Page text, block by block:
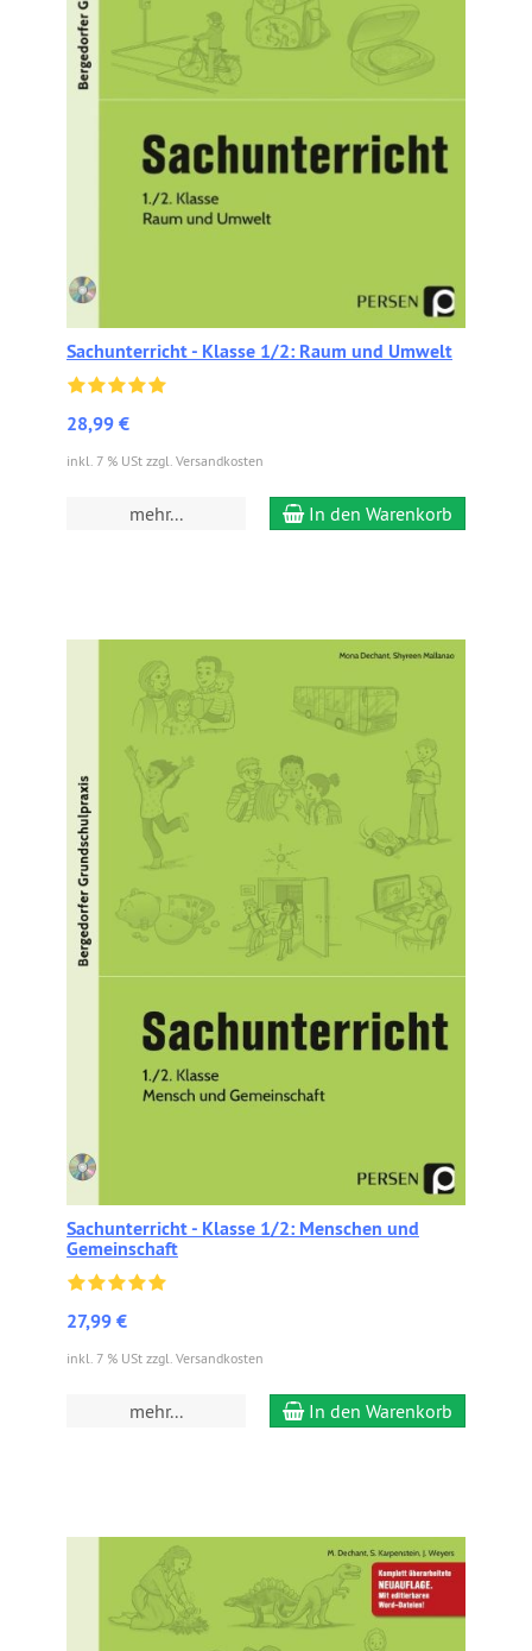
Sachunterricht - Klasse 1/2: Raum und Umwelt
28,99 €
inkl. 7 % USt zzgl. Versandkosten
mehr... In den Warenkorb
Sachunterricht - Klasse 1/2: Menschen und
Gemeinschaft
27,99 €
inkl. 7 % USt zzgl. Versandkosten
mehr... In den Warenkorb